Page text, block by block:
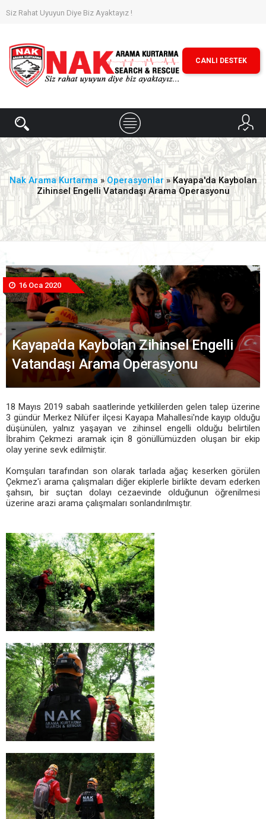
Siz Rahat Uyuyun Diye Biz Ayaktayız !
CANLI DESTEK
Nak Arama Kurtarma »Operasyonlar » Kayapa'da Kaybolan
Zihinsel Engelli Vatandaşı Arama Operasyonu
16 Oca 2020
Kayapa'da Kaybolan Zihinsel Engelli
Vatandaşı Arama Operasyonu
18 Mayıs 2019 sabah saatlerinde yetkililerden gelen talep üzerine
3 gündür Merkez Nilüfer ilçesi Kayapa Mahallesi'nde kayıp olduğu
düşünülen, yalnız yaşayan ve zihinsel engelli olduğu belirtilen
İbrahim Çekmezi aramak için 8 gönüllümüzden oluşan bir ekip
olay yerine sevk edilmiştir.
Komşuları tarafından son olarak tarlada ağaç keserken görülen
Çekmez'i arama çalışmaları diğer ekiplerle birlikte devam ederken
şahsın, bir suçtan dolayı cezaevinde olduğunun öğrenilmesi
üzerine arazi arama çalışmaları sonlandırılmıştır.